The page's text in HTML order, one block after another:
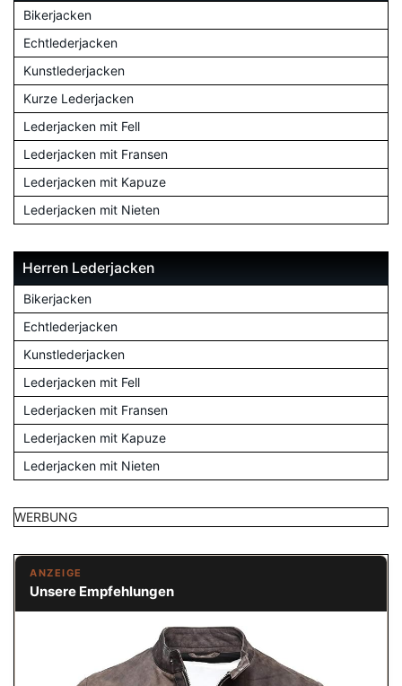
Bikerjacken
Echtlederjacken
Kunstlederjacken
Kurze Lederjacken
Lederjacken mit Fell
Lederjacken mit Fransen
Lederjacken mit Kapuze
Lederjacken mit Nieten
Herren Lederjacken
Bikerjacken
Echtlederjacken
Kunstlederjacken
Lederjacken mit Fell
Lederjacken mit Fransen
Lederjacken mit Kapuze
Lederjacken mit Nieten
WERBUNG
ANZEIGE
Unsere Empfehlungen